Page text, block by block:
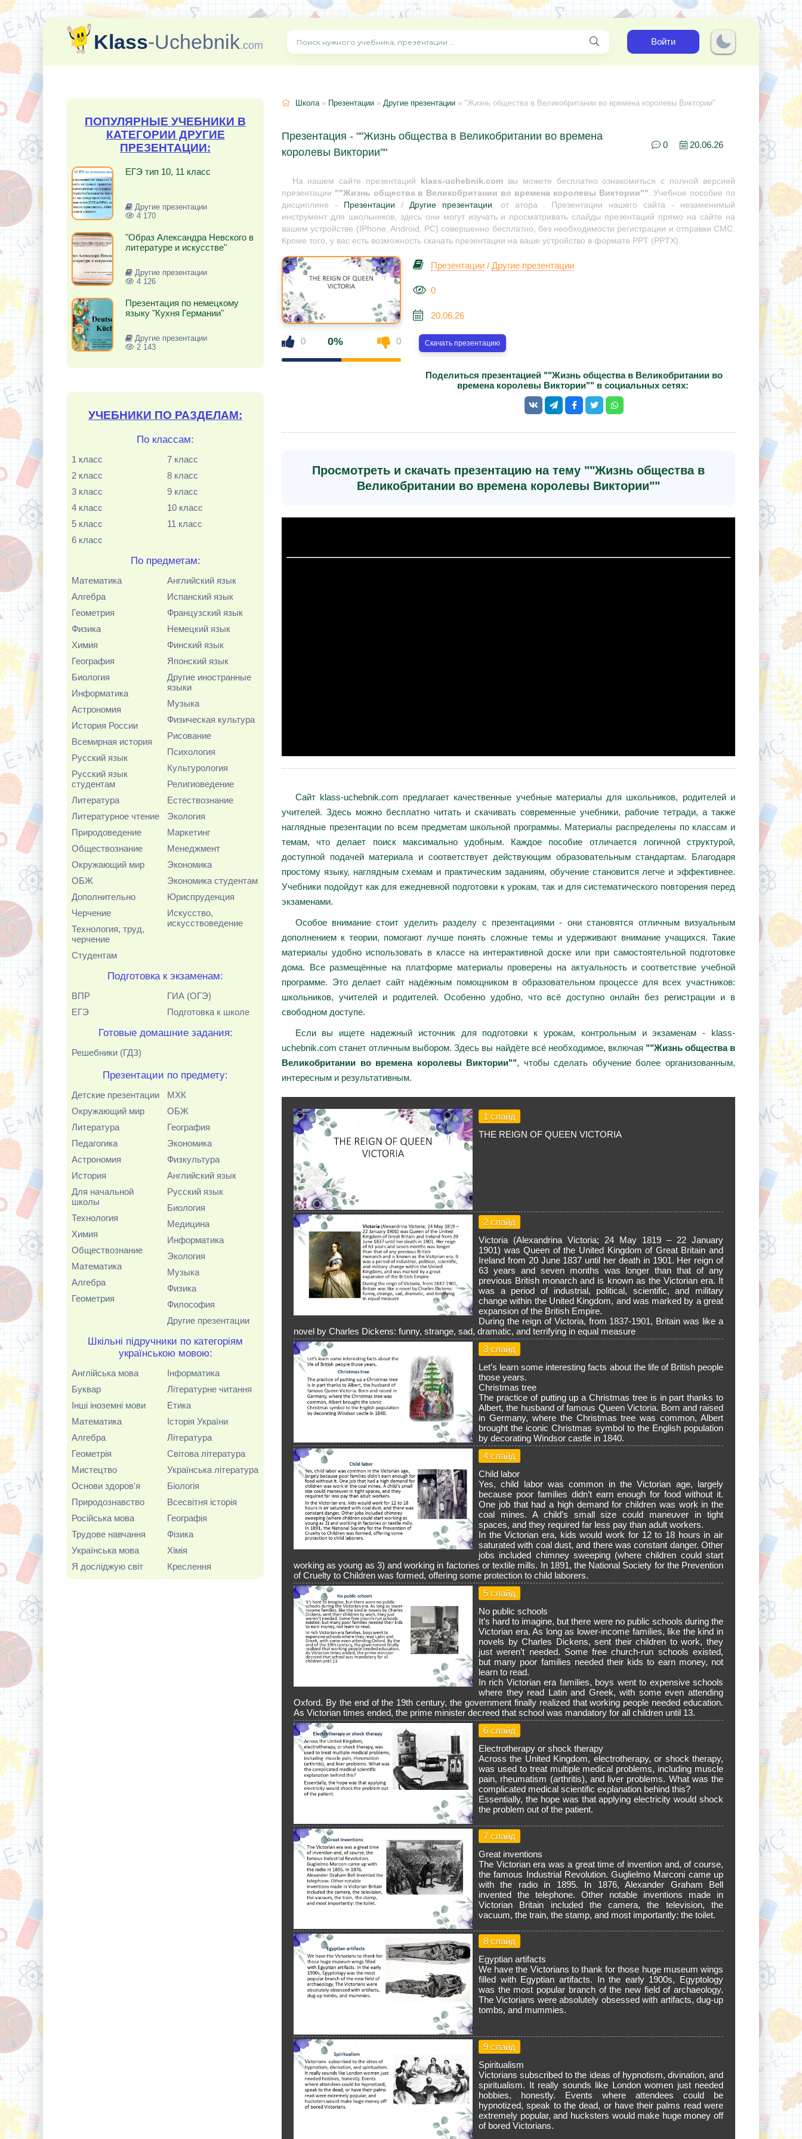
Klass-Uchebnik.com Войти
ПОПУЛЯРНЫЕ УЧЕБНИКИ В
КАТЕГОРИИ ДРУГИЕ
ПРЕЗЕНТАЦИИ:
ЕГЭ тип 10, 11 класс
Другие презентации
4 170
"Образ Александра Невского в
литературе и искусстве"
Другие презентации
4 126
Презентация по немецкому
языку "Кухня Германии"
Другие презентации
2 143
УЧЕБНИКИ ПО РАЗДЕЛАМ:
По классам:
1 класс
2 класс
3 класс
4 класс
5 класс
6 класс
7 класс
8 класс
9 класс
10 класс
11 класс
По предметам:
Математика
Алгебра
Геометрия
Физика
Химия
География
Биология
Информатика
Астрономия
История России
Всемирная история
Русский язык
Русский язык
студентам
Литература
Литературное чтение
Природоведение
Обществознание
Окружающий мир
ОБЖ
Дополнительно
Черчение
Технология, труд,
черчение
Студентам
Английский язык
Испанский язык
Французский язык
Немецкий язык
Финский язык
Японский язык
Другие иностранные
языки
Музыка
Физическая культура
Рисование
Психология
Культурология
Религиоведение
Естествознание
Экология
Маркетинг
Менеджмент
Экономика
Экономика студентам
Юриспруденция
Искусство,
искусствоведение
Подготовка к экзаменам:
ВПР
ЕГЭ
ГИА (ОГЭ)
Подготовка к школе
Готовые домашние задания:
Решебники (ГДЗ)
Презентации по предмету:
Детские презентации
Окружающий мир
Литература
Педагогика
Астрономия
История
Для начальной
школы
Технология
Химия
Обществознание
Математика
Алгебра
Геометрия
МХК
ОБЖ
География
Экономика
Физкультура
Английский язык
Русский язык
Биология
Медицина
Информатика
Экология
Музыка
Физика
Философия
Другие презентации
Шкільні підручники по категоріям
українською мовою:
Англійська мова
Буквар
Інші іноземні мови
Математика
Алгебра
Геометрія
Мистецтво
Основи здоров'я
Природознавство
Російська мова
Трудове навчання
Українська мова
Я досліджую світ
Інформатика
Літературне читання
Етика
Історія України
Література
Світова література
Українська література
Біологія
Всесвітня історія
Географія
Фізика
Хімія
Креслення
Школа» Презентации » Другие презентации » "Жизнь общества в Великобритании во времена королевы Виктории"
Презентация - ""Жизнь общества в Великобритании во времена
королевы Виктории""
0 20.06.26
На нашем сайте презентаций klass-uchebnik.comвы можете бесплатно ознакомиться с полной версией
презентации ""Жизнь общества в Великобритании во времена королевы Виктории"". Учебное пособие по
дисциплине -
Презентации / Другие презентации, от атора . Презентации нашего сайта - незаменимый
инструмент для школьников, здесь они могут изучать и просматривать слайды презентаций прямо на сайте на
вашем устройстве (IPhone, Android, PC) совершенно бесплатно, без необходимости регистрации и отправки СМС.
Кроме того, у вас есть возможность скачать презентации на ваше устройство в формате PPT (PPTX).
0 0% 0
Презентации / Другие презентации
0
20.06.26
Скачать презентацию
Поделиться презентацией ""Жизнь общества в Великобритании во
времена королевы Виктории"" в социальных сетях:
Просмотреть и скачать презентацию на тему ""Жизнь общества в
Великобритании во времена королевы Виктории""
Сайт klass-uchebnik.com предлагает качественные учебные материалы для школьников, родителей и
учителей. Здесь можно бесплатно читать и скачивать современные учебники, рабочие тетради, а также
наглядные презентации по всем предметам школьной программы. Материалы распределены по классам и
темам, что делает поиск максимально удобным. Каждое пособие отличается логичной структурой,
доступной подачей материала и соответствует действующим образовательным стандартам. Благодаря
простому языку, наглядным схемам и практическим заданиям, обучение становится легче и эффективнее.
Учебники подойдут как для ежедневной подготовки к урокам, так и для систематического повторения перед
экзаменами.
Особое внимание стоит уделить разделу с презентациями - они становятся отличным визуальным
дополнением к теории, помогают лучше понять сложные темы и удерживают внимание учащихся. Такие
материалы удобно использовать в классе на интерактивной доске или при самостоятельной подготовке
дома. Все размещённые на платформе материалы проверены на актуальность и соответствие учебной
программе. Это делает сайт надёжным помощником в образовательном процессе для всех участников:
школьников, учителей и родителей. Особенно удобно, что всё доступно онлайн без регистрации и в
свободном доступе.
Если вы ищете надежный источник для подготовки к урокам, контрольным и экзаменам - klass-
uchebnik.com станет отличным выбором. Здесь вы найдёте всё необходимое, включая ""Жизнь общества в
Великобритании во времена королевы Виктории"", чтобы сделать обучение более организованным,
интересным и результативным.
1 слайд
THE REIGN OF QUEEN VICTORIA
2 слайд
Victoria (Alexandrina Victoria; 24 May 1819 – 22 January
1901) was Queen of the United Kingdom of Great Britain and
Ireland from 20 June 1837 until her death in 1901. Her reign of
63 years and seven months was longer than that of any
previous British monarch and is known as the Victorian era. It
was a period of industrial, political, scientific, and military
change within the United Kingdom, and was marked by a great
expansion of the British Empire.
During the reign of Victoria, from 1837-1901, Britain was like a
novel by Charles Dickens: funny, strange, sad, dramatic, and terrifying in equal measure
3 слайд
Let’s learn some interesting facts about the life of British people
those years.
Christmas tree
The practice of putting up a Christmas tree is in part thanks to
Albert, the husband of famous Queen Victoria. Born and raised
in Germany, where the Christmas tree was common, Albert
brought the iconic Christmas symbol to the English population
by decorating Windsor castle in 1840.
4 слайд
Child labor
Yes, child labor was common in the Victorian age, largely
because poor families didn’t earn enough for food without it.
One job that had a high demand for children was work in the
coal mines. A child’s small size could maneuver in tight
spaces, and they required far less pay than adult workers.
In the Victorian era, kids would work for 12 to 18 hours in air
saturated with coal dust, and there was constant danger. Other
jobs included chimney sweeping (where children could start
working as young as 3) and working in factories or textile mills. In 1891, the National Society for the Prevention
of Cruelty to Children was formed, offering some protection to child laborers.
5 слайд
No public schools
It’s hard to imagine, but there were no public schools during the
Victorian era. As long as lower-income families, like the kind in
novels by Charles Dickens, sent their children to work, they
just weren’t needed. Some free church-run schools existed,
but many poor families needed their kids to earn money, not
learn to read.
In rich Victorian era families, boys went to expensive schools
where they read Latin and Greek, with some even attending
Oxford. By the end of the 19th century, the government finally realized that working people needed education.
As Victorian times ended, the prime minister decreed that school was mandatory for all children until 13.
6 слайд
Electrotherapy or shock therapy
Across the United Kingdom, electrotherapy, or shock therapy,
was used to treat multiple medical problems, including muscle
pain, rheumatism (arthritis), and liver problems. What was the
complicated medical scientific explanation behind this?
Essentially, the hope was that applying electricity would shock
the problem out of the patient.
7 слайд
Great inventions
The Victorian era was a great time of invention and, of course,
the famous Industrial Revolution. Guglielmo Marconi came up
with the radio in 1895. In 1876, Alexander Graham Bell
invented the telephone. Other notable inventions made in
Victorian Britain included the camera, the television, the
vacuum, the train, the stamp, and most importantly: the toilet.
8 слайд
Egyptian artifacts
We have the Victorians to thank for those huge museum wings
filled with Egyptian artifacts. In the early 1900s, Egyptology
was the most popular branch of the new field of archaeology.
The Victorians were absolutely obsessed with artifacts, dug-up
tombs, and mummies.
9 слайд
Spiritualism
Victorians subscribed to the ideas of hypnotism, divination, and
spiritualism. It really sounds like London women just needed
hobbies, honestly. Events where attendees could be
hypnotized, speak to the dead, or have their palms read were
extremely popular, and hucksters would make huge money off
of bored Victorians.